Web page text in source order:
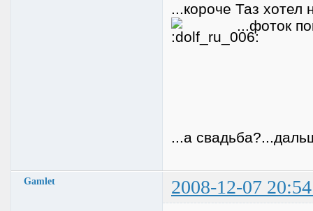
...короче Таз хотел
...фоток
...а
Gamlet 2008-12-07